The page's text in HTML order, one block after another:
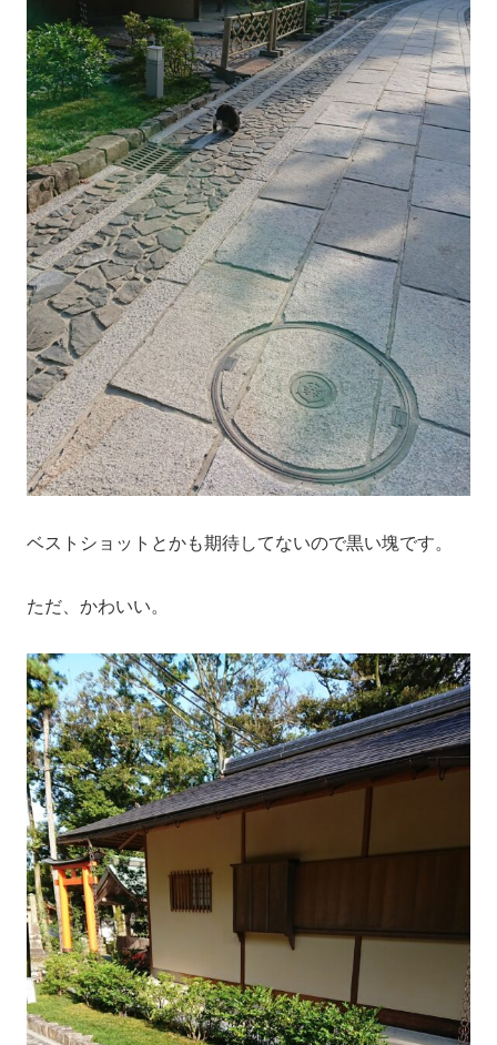
ベストショットとかも期待してないので黒い塊です。
ただ、かわいい。